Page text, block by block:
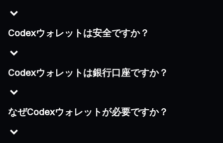
Codexウォレットは安全ですか？
Codexウォレットは銀行口座ですか？
なぜCodexウォレットが必要ですか？